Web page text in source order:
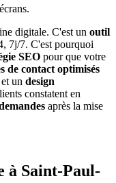
digitale. C'est un outil
7j/7. C'est pourquoi
SEO pour que votre
de contact optimisés
un design
constatent en
après la mise
à Saint-Paul-